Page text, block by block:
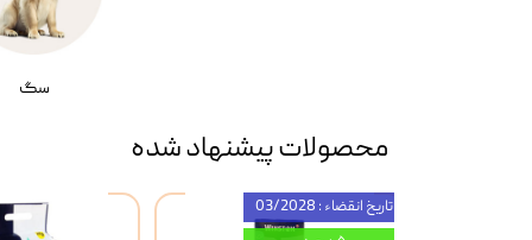
سگ
محصولات پیشنهاد شده
تاریخ انقضاء : 03/2028